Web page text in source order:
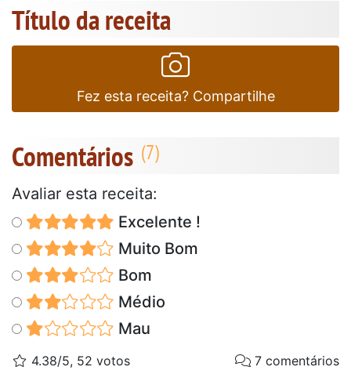
Título da receita
Fez esta receita? Compartilhe
Comentários
Avaliar esta receita:
Excelente !
Muito Bom
Bom
Médio
Mau
4.38/5, 52 votos 7 comentários